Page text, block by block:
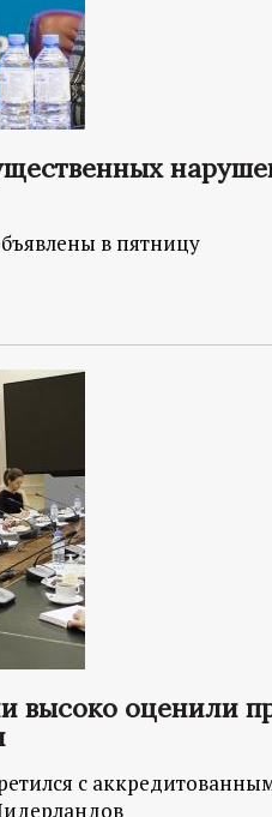
в пятницу
оценили
с